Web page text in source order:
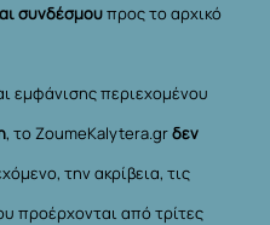
συνδέσμουπρος το αρχικό
εμφάνισης περιεχομένου
, το ZoumeKalytera.grδεν
την ακρίβεια, τις
προέρχονται από τρίτες